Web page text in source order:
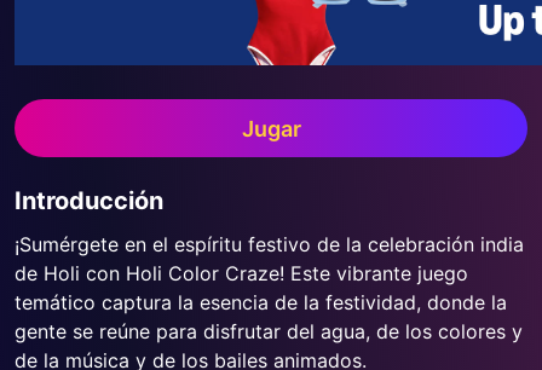
Jugar
Introducción
¡Sumérgete en el espíritu festivo de la celebración india
de Holi con Holi Color Craze! Este vibrante juego
temático captura la esencia de la festividad, donde la
gente se reúne para disfrutar del agua, de los colores y
de la música y de los bailes animados.